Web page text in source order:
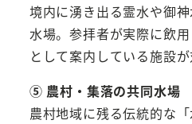
境内に湧き出る霊水や御
水場。参拝者が実際に飲
として案内している施設が
⑤ 農村・集落の共同水場
農村地域に残る伝統的な